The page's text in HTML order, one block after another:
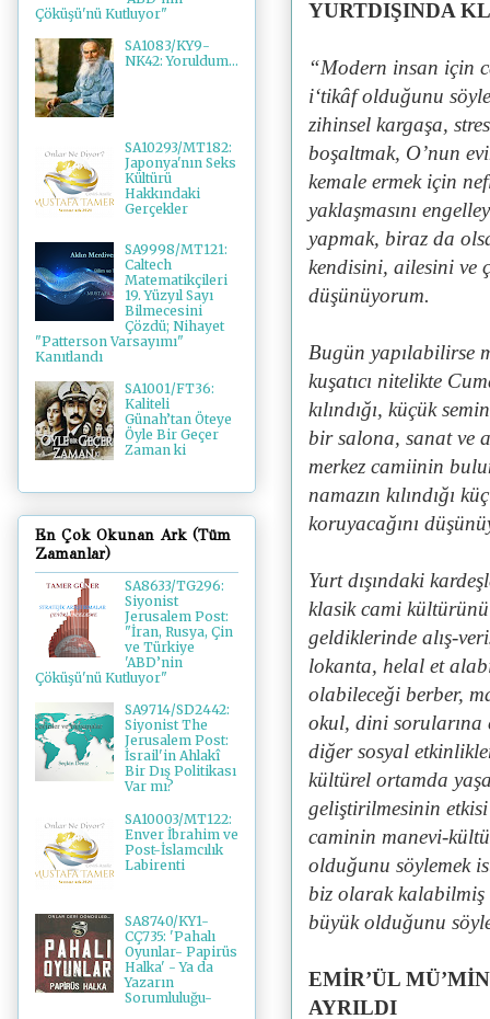
YURTDIŞINDA
“Modern insan için
i‘tikâf olduğunu
zihinsel kargaşa,
boşaltmak, O’nun
kemale ermek için
yaklaşmasını
yapmak, biraz da
kendisini, ailesini ve
düşünüyorum.
Bugün yapılabilirse
kuşatıcı nitelikte
kılındığı, küçük
bir salona, sanat ve
merkez camiinin
namazın kılındığı
koruyacağını
Yurt dışındaki
klasik cami kültürünü
geldiklerinde alış-
lokanta, helal et
olabileceği berber,
okul, dini sorularına
diğer sosyal
kültürel ortamda
geliştirilmesinin
caminin manevi-
olduğunu söylemek
biz olarak kalabilmiş
büyük olduğunu
EMİR’ÜL
AYRILDI
Çöküşü'nü Kutluyor"
SA1083/KY9-
NK42: Yoruldum...
SA10293/MT182:
Japonya'nın Seks
Kültürü
Hakkındaki
Gerçekler
SA9998/MT121:
Caltech
Matematikçileri
19. Yüzyıl Sayı
Bilmecesini
Çözdü; Nihayet
"Patterson Varsayımı"
Kanıtlandı
SA1001/FT36:
Kaliteli
Günah’tan Öteye
Öyle Bir Geçer
Zaman ki
En Çok Okunan Ark (Tüm
Zamanlar)
SA8633/TG296:
Siyonist
Jerusalem Post:
"İran, Rusya, Çin
ve Türkiye
'ABD’nin
Çöküşü'nü Kutluyor"
SA9714/SD2442:
Siyonist The
Jerusalem Post:
İsrail'in Ahlakî
Bir Dış Politikası
Var mı?
SA10003/MT122:
Enver İbrahim ve
Post-İslamcılık
Labirenti
SA8740/KY1-
CÇ735: 'Pahalı
Oyunlar- Papirüs
Halka' - Ya da
Yazarın
Sorumluluğu-